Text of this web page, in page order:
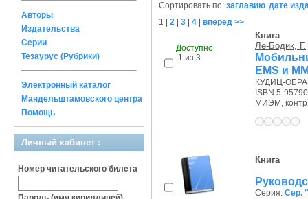
Авторы
Издательства
Серии
Тезаурус (Рубрики)
Электронный каталог
Мандельштамовского центра
Помощь
Личный кабинет :
Номер читательского билета
Сортировать по: заглавию дате
1
2 3 4 вперед >>
Доступно
1 из 3
Книга
Ле-Бодик, Г.
EMS и
КУДИЦ-
ISBN 5-
МИЭМ,
Книга
Серия: Сер.